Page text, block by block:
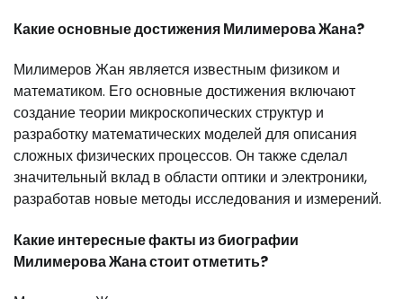
Какие основные достижения Милимерова Жана?
Милимеров Жан является известным физиком и
математиком. Его основные достижения включают
создание теории микроскопических структур и
разработку математических моделей для описания
сложных физических процессов. Он также сделал
значительный вклад в области оптики и электроники,
разработав новые методы исследования и измерений.
Какие интересные факты из биографии
Милимерова Жана стоит отметить?